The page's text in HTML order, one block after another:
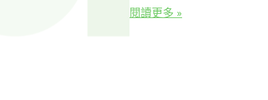
閱讀更多 »